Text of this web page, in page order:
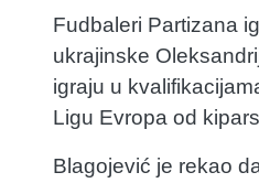
Fudbaleri Partizana
ukrajinske
igraju u
Ligu Evropa od
Blagojević je rekao